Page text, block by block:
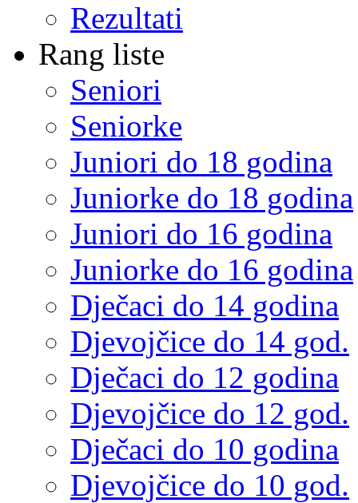
Rezultati
Rang liste
Seniori
Seniorke
Juniori do 18 godina
Juniorke do 18 godina
Juniori do 16 godina
Juniorke do 16 godina
Dječaci do 14 godina
Djevojčice do 14 god.
Dječaci do 12 godina
Djevojčice do 12 god.
Dječaci do 10 godina
Djevojčice do 10 god.